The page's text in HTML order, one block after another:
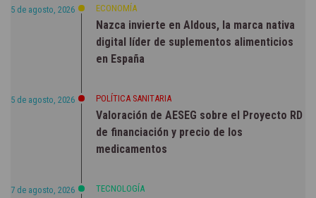
5 de agosto, 2026 ECONOMÍA
Nazca invierte en Aldous, la marca nativa
digital líder de suplementos alimenticios
en España
5 de agosto, 2026 POLÍTICA SANITARIA
Valoración de AESEG sobre el Proyecto RD
de financiación y precio de los
medicamentos
7 de agosto, 2026 TECNOLOGÍA